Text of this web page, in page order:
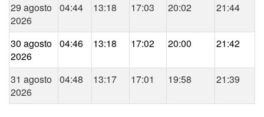
29 agosto
2026
04:44 13:18 17:03 20:02 21:44
30 agosto
2026
04:46 13:18 17:02 20:00 21:42
31 agosto
2026
04:48 13:17 17:01 19:58 21:39